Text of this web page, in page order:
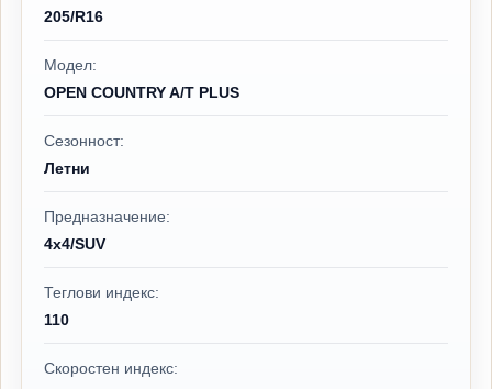
205/R16
Модел:
OPEN COUNTRY A/T PLUS
Сезонност:
Летни
Предназначение:
4x4/SUV
Теглови индекс:
110
Скоростен индекс: